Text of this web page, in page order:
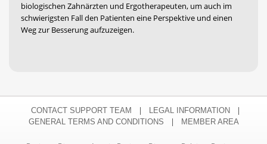
biologischen Zahnärzten und Ergotherapeuten, um auch im
schwierigsten Fall den Patienten eine Perspektive und einen
Weg zur Besserung aufzuzeigen.
CONTACT SUPPORT TEAM | LEGAL INFORMATION |
GENERAL TERMS AND CONDITIONS | MEMBER AREA